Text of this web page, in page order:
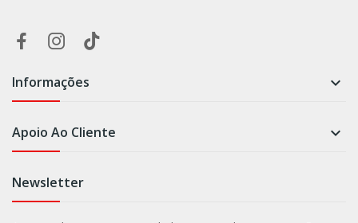
Informações 
Apoio Ao Cliente 
Newsletter